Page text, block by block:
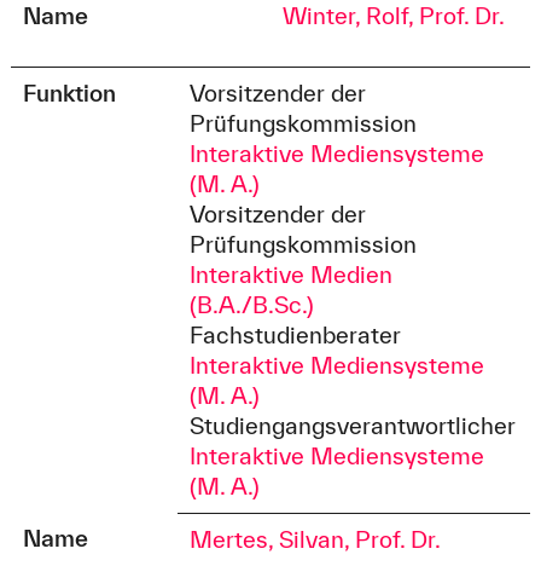
Name Winter, Rolf, Prof. Dr.
Funktion
Vorsitzender der
Prüfungskommission
Interaktive Mediensysteme
(M. A.)
Vorsitzender der
Prüfungskommission
Interaktive Medien
(B.A./B.Sc.)
Fachstudienberater
Interaktive Mediensysteme
(M. A.)
Studiengangsverantwortlicher
Interaktive Mediensysteme
(M. A.)
Name
Mertes, Silvan, Prof. Dr.